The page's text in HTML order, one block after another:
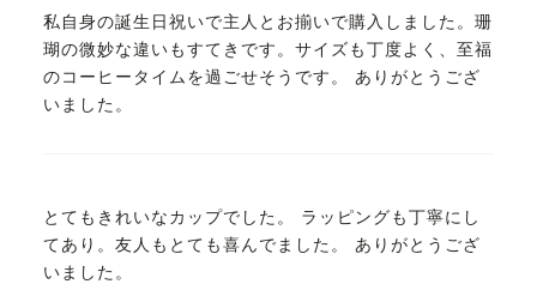
私自身の誕生日祝いで主人とお揃いで購入しました。珊
瑚の微妙な違いもすてきです。サイズも丁度よく、至福
のコーヒータイムを過ごせそうです。 ありがとうござ
いました。
とてもきれいなカップでした。 ラッピングも丁寧にし
てあり。友人もとても喜んでました。 ありがとうござ
いました。